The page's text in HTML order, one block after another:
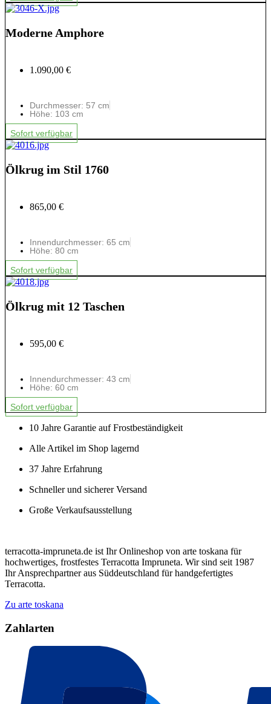
Moderne Amphore
1.090,00 €
Durchmesser: 57 cm
Höhe: 103 cm
Sofort verfügbar
Ölkrug im Stil 1760
865,00 €
Innendurchmesser: 65 cm
Höhe: 80 cm
Sofort verfügbar
Ölkrug mit 12 Taschen
595,00 €
Innendurchmesser: 43 cm
Höhe: 60 cm
Sofort verfügbar
10 Jahre Garantie auf Frostbeständigkeit
Alle Artikel im Shop lagernd
37 Jahre Erfahrung
Schneller und sicherer Versand
Große Verkaufsausstellung
terracotta-impruneta.de ist Ihr Onlineshop von arte toskana für
hochwertiges, frostfestes Terracotta Impruneta. Wir sind seit 1987
Ihr Ansprechpartner aus Süddeutschland für handgefertigtes
Terracotta.
Zu arte toskana
Zahlarten